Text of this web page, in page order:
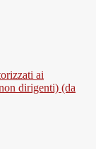
ai
dirigenti) (da